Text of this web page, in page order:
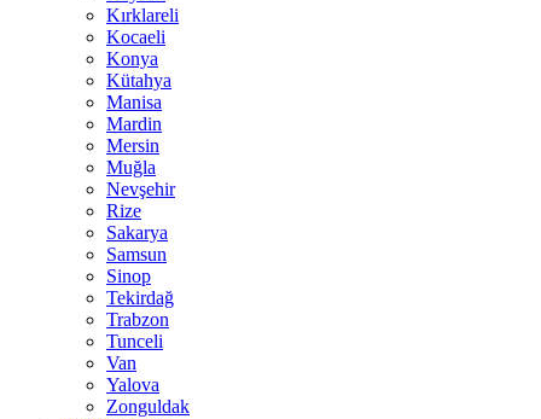
Kırklareli
Kocaeli
Konya
Kütahya
Manisa
Mardin
Mersin
Muğla
Nevşehir
Rize
Sakarya
Samsun
Sinop
Tekirdağ
Trabzon
Tunceli
Van
Yalova
Zonguldak